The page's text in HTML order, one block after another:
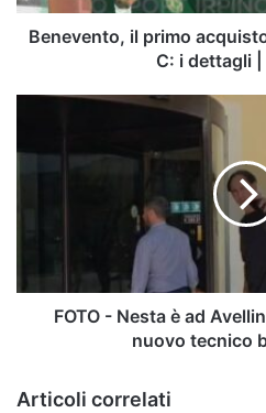
C:
Mercato
Benevento, il primo
C: i dettagli
Nesta
parole
FOTO - Nesta è ad
nuovo tecnico
Articoli correlati